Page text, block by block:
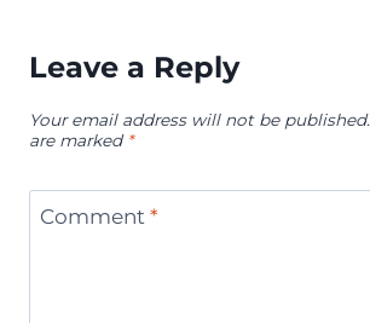
Leave a Reply
Your email address will not be published.
are marked *
Comment *